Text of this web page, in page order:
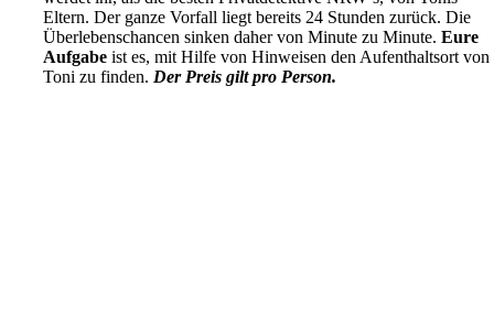
Eltern. Der ganze Vorfall liegt bereits 24 Stunden zurück. Die
Überlebenschancen sinken daher von Minute zu Minute.Eure
Aufgabe ist es, mit Hilfe von Hinweisen den Aufenthaltsort von
Toni zu finden. Der Preis gilt pro Person.